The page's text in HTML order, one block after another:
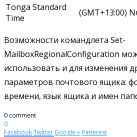
Tonga Standard
Time
(GMT+13:00)
Возможности командлета Set-
MailboxRegionalConfiguration
использовать и для изменения
параметров почтового ящика:
времени, язык ящика и имен
0 comment
0
FacebookTwitter Google + Pinterest